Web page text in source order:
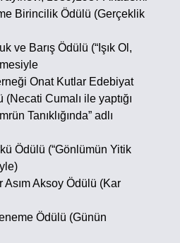
Birincilik Ödülü (Gerçeklik
ve Barış Ödülü (“Işık Ol,
Onat Kutlar Edebiyat
Cumalı ile yaptığı
Tanıklığında” adlı
Ödülü (“Gönlümün Yitik
Aksoy Ödülü (Kar
Ödülü (Günün